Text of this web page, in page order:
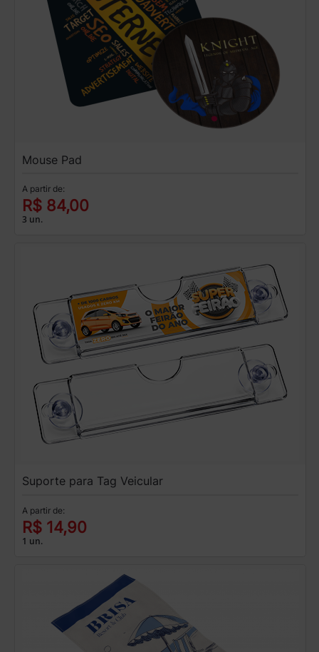
Mouse Pad
A partir de:
R$ 84,00
3 un.
Suporte para Tag Veicular
A partir de:
R$ 14,90
1 un.